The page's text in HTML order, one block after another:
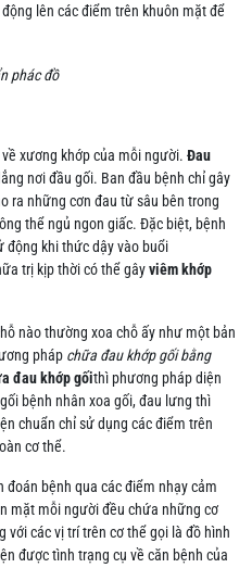
lên các điểm trên khuôn mặt để
xương khớp của mỗi người. Đau
nơi đầu gối. Ban đầu bệnh chỉ gây
ra những cơn đau từ sâu bên trong
thể ngủ ngon giấc. Đặc biệt, bệnh
động khi thức dậy vào buổi
trị kịp thời có thể gâyviêm khớp
nào thường xoa chỗ ấy như một bản
pháp chữa đau khớp gối bằng
đau khớp gốithì phương pháp diện
bệnh nhân xoa gối, đau lưng thì
chuẩn chỉ sử dụng các điểm trên
cơ thể.
bệnh qua các điểm nhạy cảm
mặt mỗi người đều chứa những cơ
các vị trí trên cơ thể gọi là đồ hình
được tình trạng cụ về căn bệnh của